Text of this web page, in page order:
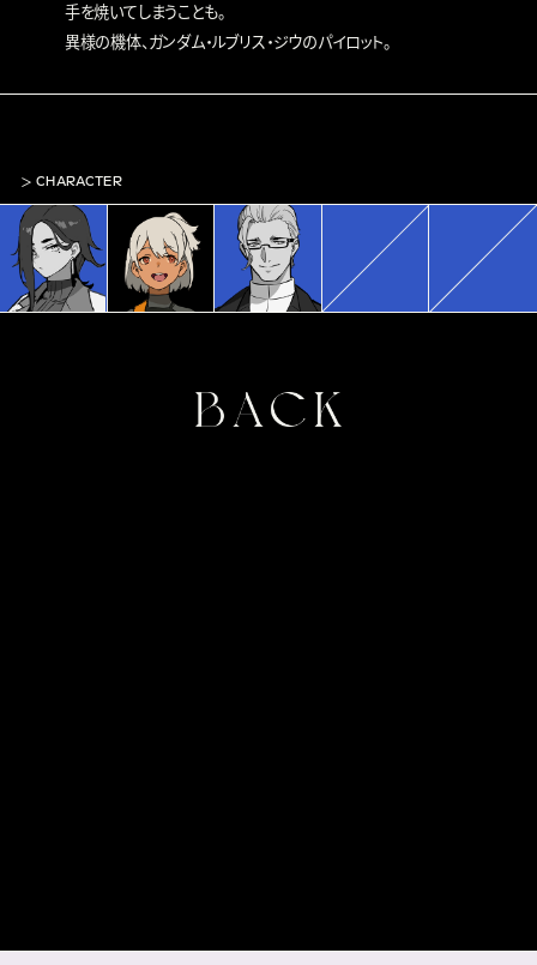
手を焼いてしまうことも。
異様の機体、ガンダム・ルブリス・ジウのパイロット。
CHARACTER